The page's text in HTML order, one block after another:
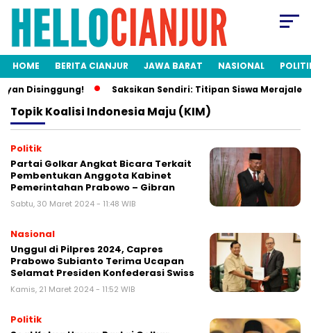
HOME BERITA CIANJUR JAWA BARAT NASIONAL
Disinggung!
Saksikan Sendiri: Titipan Siswa Merajalela,
TopikKoalisi Indonesia Maju (KIM)
Politik
Partai Golkar Angkat Bicara Terkait
Pembentukan Anggota Kabinet
Pemerintahan Prabowo – Gibran
Sabtu, 30 Maret 2024 - 11:48 WIB
Nasional
Unggul di Pilpres 2024, Capres
Prabowo Subianto Terima Ucapan
Selamat Presiden Konfederasi Swiss
Kamis, 21 Maret 2024 - 11:52 WIB
Politik